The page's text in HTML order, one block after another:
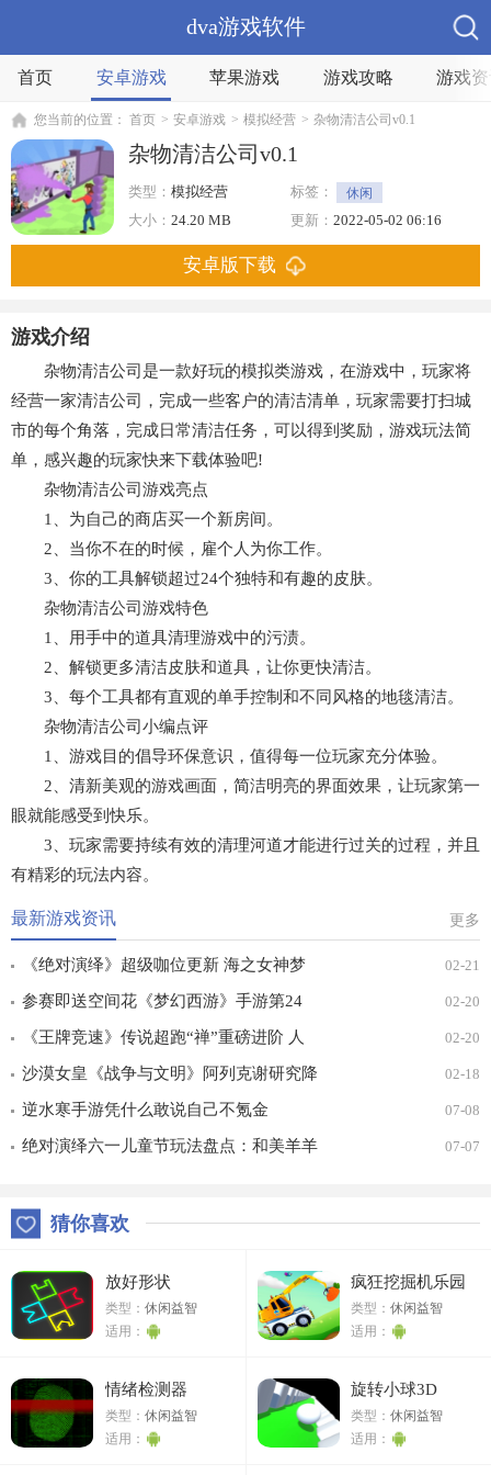
dva游戏软件
首页 安卓游戏 苹果游戏 游戏攻略 游戏
您当前的位置： 首页 > 安卓游戏 > 模拟经营 > 杂物清洁公司v0.1
杂物清洁公司v0.1
类型： 模拟经营 标签： 休闲
大小： 24.20 MB 更新： 2022-05-02 06:16
安卓版下载
游戏介绍
杂物清洁公司是一款好玩的模拟类游戏，在游戏中，玩家将
经营一家清洁公司，完成一些客户的清洁清单，玩家需要打扫城
市的每个角落，完成日常清洁任务，可以得到奖励，游戏玩法简
单，感兴趣的玩家快来下载体验吧!
杂物清洁公司游戏亮点
1、为自己的商店买一个新房间。
2、当你不在的时候，雇个人为你工作。
3、你的工具解锁超过24个独特和有趣的皮肤。
杂物清洁公司游戏特色
1、用手中的道具清理游戏中的污渍。
2、解锁更多清洁皮肤和道具，让你更快清洁。
3、每个工具都有直观的单手控制和不同风格的地毯清洁。
杂物清洁公司小编点评
1、游戏目的倡导环保意识，值得每一位玩家充分体验。
2、清新美观的游戏画面，简洁明亮的界面效果，让玩家第一
眼就能感受到快乐。
3、玩家需要持续有效的清理河道才能进行过关的过程，并且
有精彩的玩法内容。
最新游戏资讯 更多
《绝对演绎》超级咖位更新 海之女神梦
幻时装免费拿！
02-21
参赛即送空间花《梦幻西游》手游第24
届X9联赛报名进行中！
02-20
《王牌竞速》传说超跑“禅”重磅进阶 人
车合一 竞速飞升！
02-20
沙漠女皇《战争与文明》阿列克谢研究降
价
02-18
逆水寒手游凭什么敢说自己不氪金 07-08
绝对演绎六一儿童节玩法盘点：和美羊羊 07-07
猜你喜欢
放好形状
类型： 休闲益智
适用：
疯狂挖掘机乐园
类型：休闲益智
适用：
情绪检测器
类型： 休闲益智
适用：
旋转小球3D
类型：休闲益智
适用：